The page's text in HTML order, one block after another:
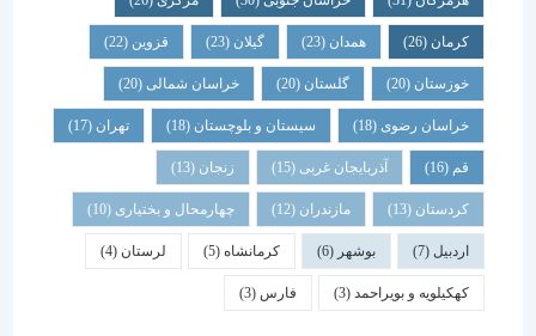
همدان گیلان قزوین
خوزستان(20) گلستان (20) خراسان شمالی(20)
خراسان رضوی(18) سیستان و بلوچستان(18) تهران
آذربایجان غربی(15) زنجان
کردستان(13) مازندران(12) چهارمحال و بختیاری (10)
بوشهر کرمانشاه(5) لرستان (4)
کهکیلویه و بویراحمد(3) فارس